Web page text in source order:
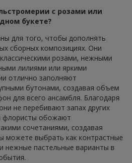
с розами или
букете?
для того, чтобы дополнять
сборных композициях. Они
розами, нежными
лилиями или яркими
отлично заполняют
бутонами, создавая объем
для всего ансамбля. Благодаря
не перебивают запах других
флористы обожают
сочетаниями, создавая
можете выбрать как контрастные
нежные пастельные варианты в